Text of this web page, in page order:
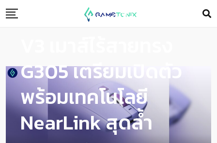
ท้าชนตำนานไข่! VXE
G305 เตรียมเปิดตัว
พร้อมเทคโนโลยี
NearLink สุดล้ำ